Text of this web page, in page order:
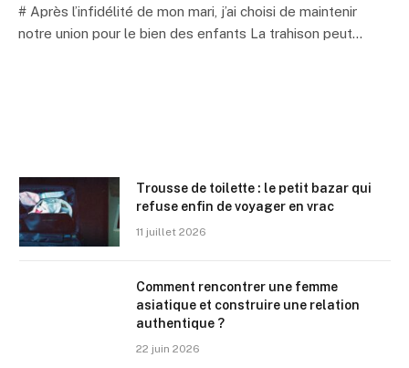
# Après l’infidélité de mon mari, j’ai choisi de maintenir
notre union pour le bien des enfants La trahison peut…
Trousse de toilette : le petit bazar qui
refuse enfin de voyager en vrac
11 juillet 2026
Comment rencontrer une femme
asiatique et construire une relation
authentique ?
22 juin 2026